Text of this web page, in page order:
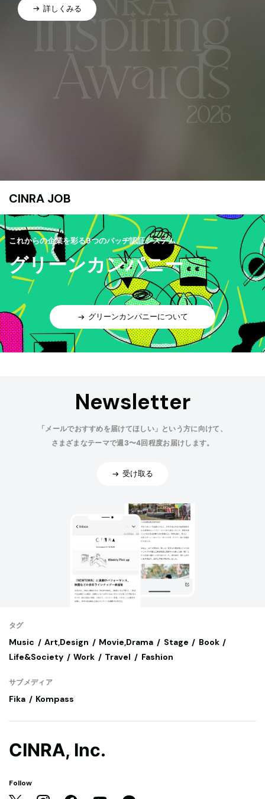
詳しくみる
CINRA JOB
これからの企業を彩る9つのバッヂ認証システム
グリーンカンパニー
グリーンカンパニーについて
Newsletter
「メールでおすすめを届けてほしい」という方に向けて、
さまざまなテーマで週3〜4回程度お届けします。
受け取る
タグ
Music Art,Design Movie,Drama Stage
Book
Life&Society
Work Travel Fashion
サブメディア
Fika Kompass
CINRA, Inc.
Follow